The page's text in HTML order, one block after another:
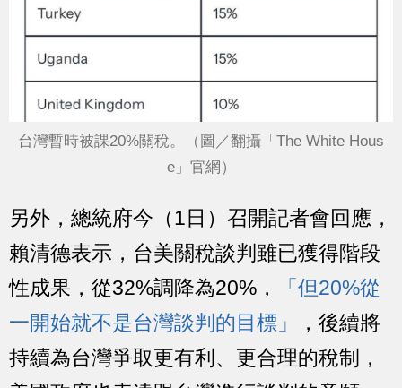
台灣暫時被課20%關稅。（圖／翻攝「The White Hous
e」官網）
另外，總統府今（1日）召開記者會回應，
賴清德表示，台美關稅談判雖已獲得階段
性成果，從32%調降為20%，
「但20%從
一開始就不是台灣談判的目標」
，後續將
持續為台灣爭取更有利、更合理的稅制，